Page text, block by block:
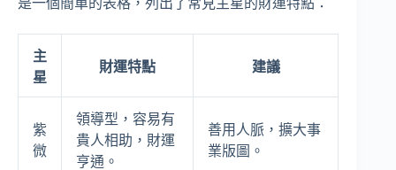
主
星
財運特點 建議
紫
微
領導型，容易有
貴人相助，財運
亨通。
善用人脈，擴大事
業版圖。